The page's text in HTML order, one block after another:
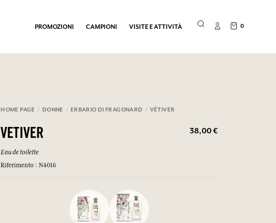
PROMOZIONI CAMPIONI VISITE E ATTIVITÀ 0
HOME PAGE DONNE ERBARIO DI FRAGONARD VÉTIVER
VETIVER 38,00 €
Eau de toilette
Riferimento : N4016